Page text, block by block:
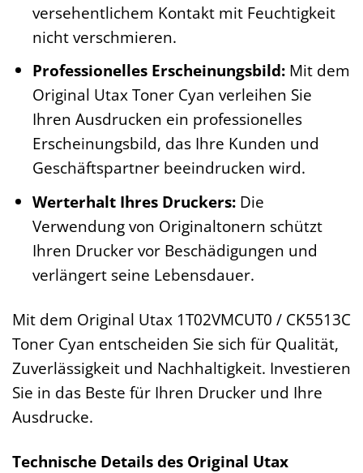
versehentlichem Kontakt mit Feuchtigkeit
nicht verschmieren.
Professionelles Erscheinungsbild:Mit dem
Original Utax Toner Cyan verleihen Sie
Ihren Ausdrucken ein professionelles
Erscheinungsbild, das Ihre Kunden und
Geschäftspartner beeindrucken wird.
Werterhalt Ihres Druckers:Die
Verwendung von Originaltonern schützt
Ihren Drucker vor Beschädigungen und
verlängert seine Lebensdauer.
Mit dem Original Utax 1T02VMCUT0 / CK5513C
Toner Cyan entscheiden Sie sich für Qualität,
Zuverlässigkeit und Nachhaltigkeit. Investieren
Sie in das Beste für Ihren Drucker und Ihre
Ausdrucke.
Technische Details des Original Utax